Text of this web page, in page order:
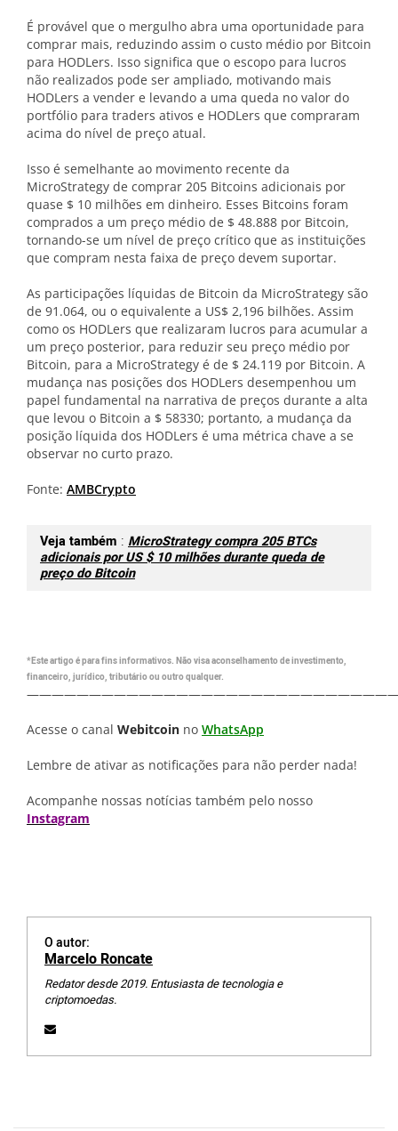
É provável que o mergulho abra uma oportunidade para
comprar mais, reduzindo assim o custo médio por Bitcoin
para HODLers. Isso significa que o escopo para lucros
não realizados pode ser ampliado, motivando mais
HODLers a vender e levando a uma queda no valor do
portfólio para traders ativos e HODLers que compraram
acima do nível de preço atual.
Isso é semelhante ao movimento recente da
MicroStrategy de comprar 205 Bitcoins adicionais por
quase $ 10 milhões em dinheiro. Esses Bitcoins foram
comprados a um preço médio de $ 48.888 por Bitcoin,
tornando-se um nível de preço crítico que as instituições
que compram nesta faixa de preço devem suportar.
As participações líquidas de Bitcoin da MicroStrategy são
de 91.064, ou o equivalente a US$ 2,196 bilhões. Assim
como os HODLers que realizaram lucros para acumular a
um preço posterior, para reduzir seu preço médio por
Bitcoin, para a MicroStrategy é de $ 24.119 por Bitcoin. A
mudança nas posições dos HODLers desempenhou um
papel fundamental na narrativa de preços durante a alta
que levou o Bitcoin a $ 58330; portanto, a mudança da
posição líquida dos HODLers é uma métrica chave a se
observar no curto prazo.
Fonte: AMBCrypto
Veja também : MicroStrategy compra 205 BTCs
adicionais por US $ 10 milhões durante queda de
preço do Bitcoin
*Este artigo é para fins informativos. Não visa aconselhamento de investimento,
financeiro, jurídico, tributário ou outro qualquer.
Acesse o canal Webitcoin no WhatsApp
Lembre de ativar as notificações para não perder nada!
Acompanhe nossas notícias também pelo nosso
Instagram
O autor:
Marcelo Roncate
Redator desde 2019. Entusiasta de tecnologia e
criptomoedas.